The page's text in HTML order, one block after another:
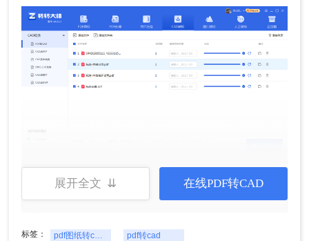
4、PDF转CAD成功，点击打开可查看CAD文件。
展开全文 ⇊ 在线PDF转CAD
标签： pdf图纸转cad图纸怎么弄 pdf转cad